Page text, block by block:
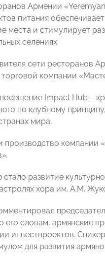
Армении
питания
места и стимулирует
селениях.
сети ресторанов
компании
Impact Hub –
по клубному
мира.
компании
развитие
хора им. А.М.
словам, армянские
инвестпроектов.
для развития